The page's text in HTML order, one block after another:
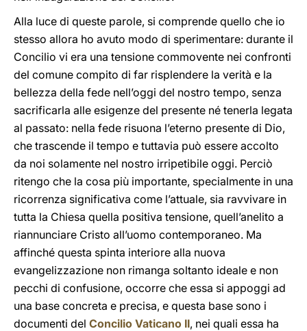
Alla luce di queste parole, si comprende quello che io
stesso allora ho avuto modo di sperimentare: durante il
Concilio vi era una tensione commovente nei confronti
del comune compito di far risplendere la verità e la
bellezza della fede nell’oggi del nostro tempo, senza
sacrificarla alle esigenze del presente né tenerla legata
al passato: nella fede risuona l’eterno presente di Dio,
che trascende il tempo e tuttavia può essere accolto
da noi solamente nel nostro irripetibile oggi. Perciò
ritengo che la cosa più importante, specialmente in una
ricorrenza significativa come l’attuale, sia ravvivare in
tutta la Chiesa quella positiva tensione, quell’anelito a
riannunciare Cristo all’uomo contemporaneo. Ma
affinché questa spinta interiore alla nuova
evangelizzazione non rimanga soltanto ideale e non
pecchi di confusione, occorre che essa si appoggi ad
una base concreta e precisa, e questa base sono i
documenti del Concilio Vaticano II, nei quali essa ha